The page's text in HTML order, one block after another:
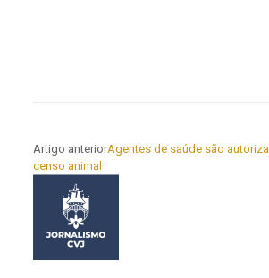
Artigo anteriorAgentes de saúde são
censo animal